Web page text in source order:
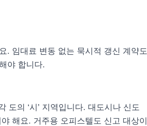
. 임대료 변동 없는 묵시적 갱신 계약도
야 합니다.
도의 ‘시’ 지역입니다. 대도시나 신도
해요. 거주용 오피스텔도 신고 대상이